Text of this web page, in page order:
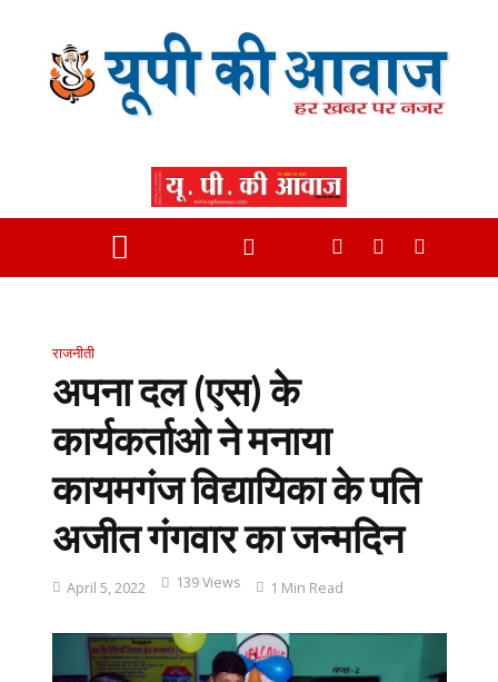
राजनीती
अपना दल (एस) के
कार्यकर्ताओ ने मनाया
कायमगंज विद्यायिका के पति
अजीत गंगवार का जन्मदिन
April 5, 2022 139 Views 1 Min Read